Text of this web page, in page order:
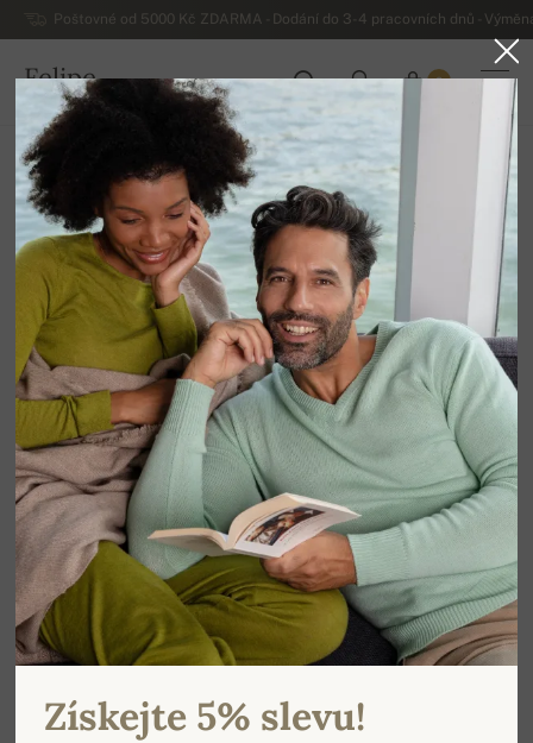
Poštovné od 5000 Kč ZDARMA - Dodání do 3-4 pracovních dnů -
Felipe
ČESKO
0
Domů
Luxusní dámské kašmírové svetry
Dámská exkluzivní kašmírová kolekce 2026
Získejte 5% slevu!